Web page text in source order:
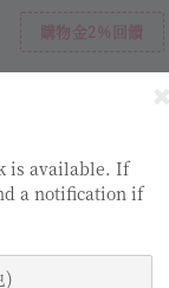
購物金2%回饋
is available. If
a notification if